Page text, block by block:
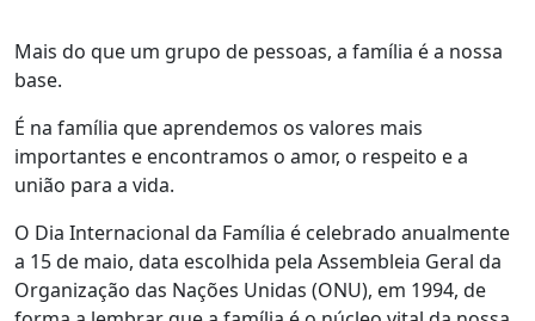
Mais do que um grupo de pessoas, a família é a nossa
base.
É na família que aprendemos os valores mais
importantes e encontramos o amor, o respeito e a
união para a vida.
O Dia Internacional da Família é celebrado anualmente
a 15 de maio, data escolhida pela Assembleia Geral da
Organização das Nações Unidas (ONU), em 1994, de